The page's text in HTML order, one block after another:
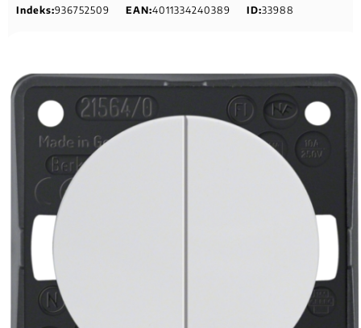
Indeks:936752509 EAN:4011334240389 ID:33988